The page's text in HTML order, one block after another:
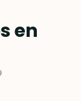
en